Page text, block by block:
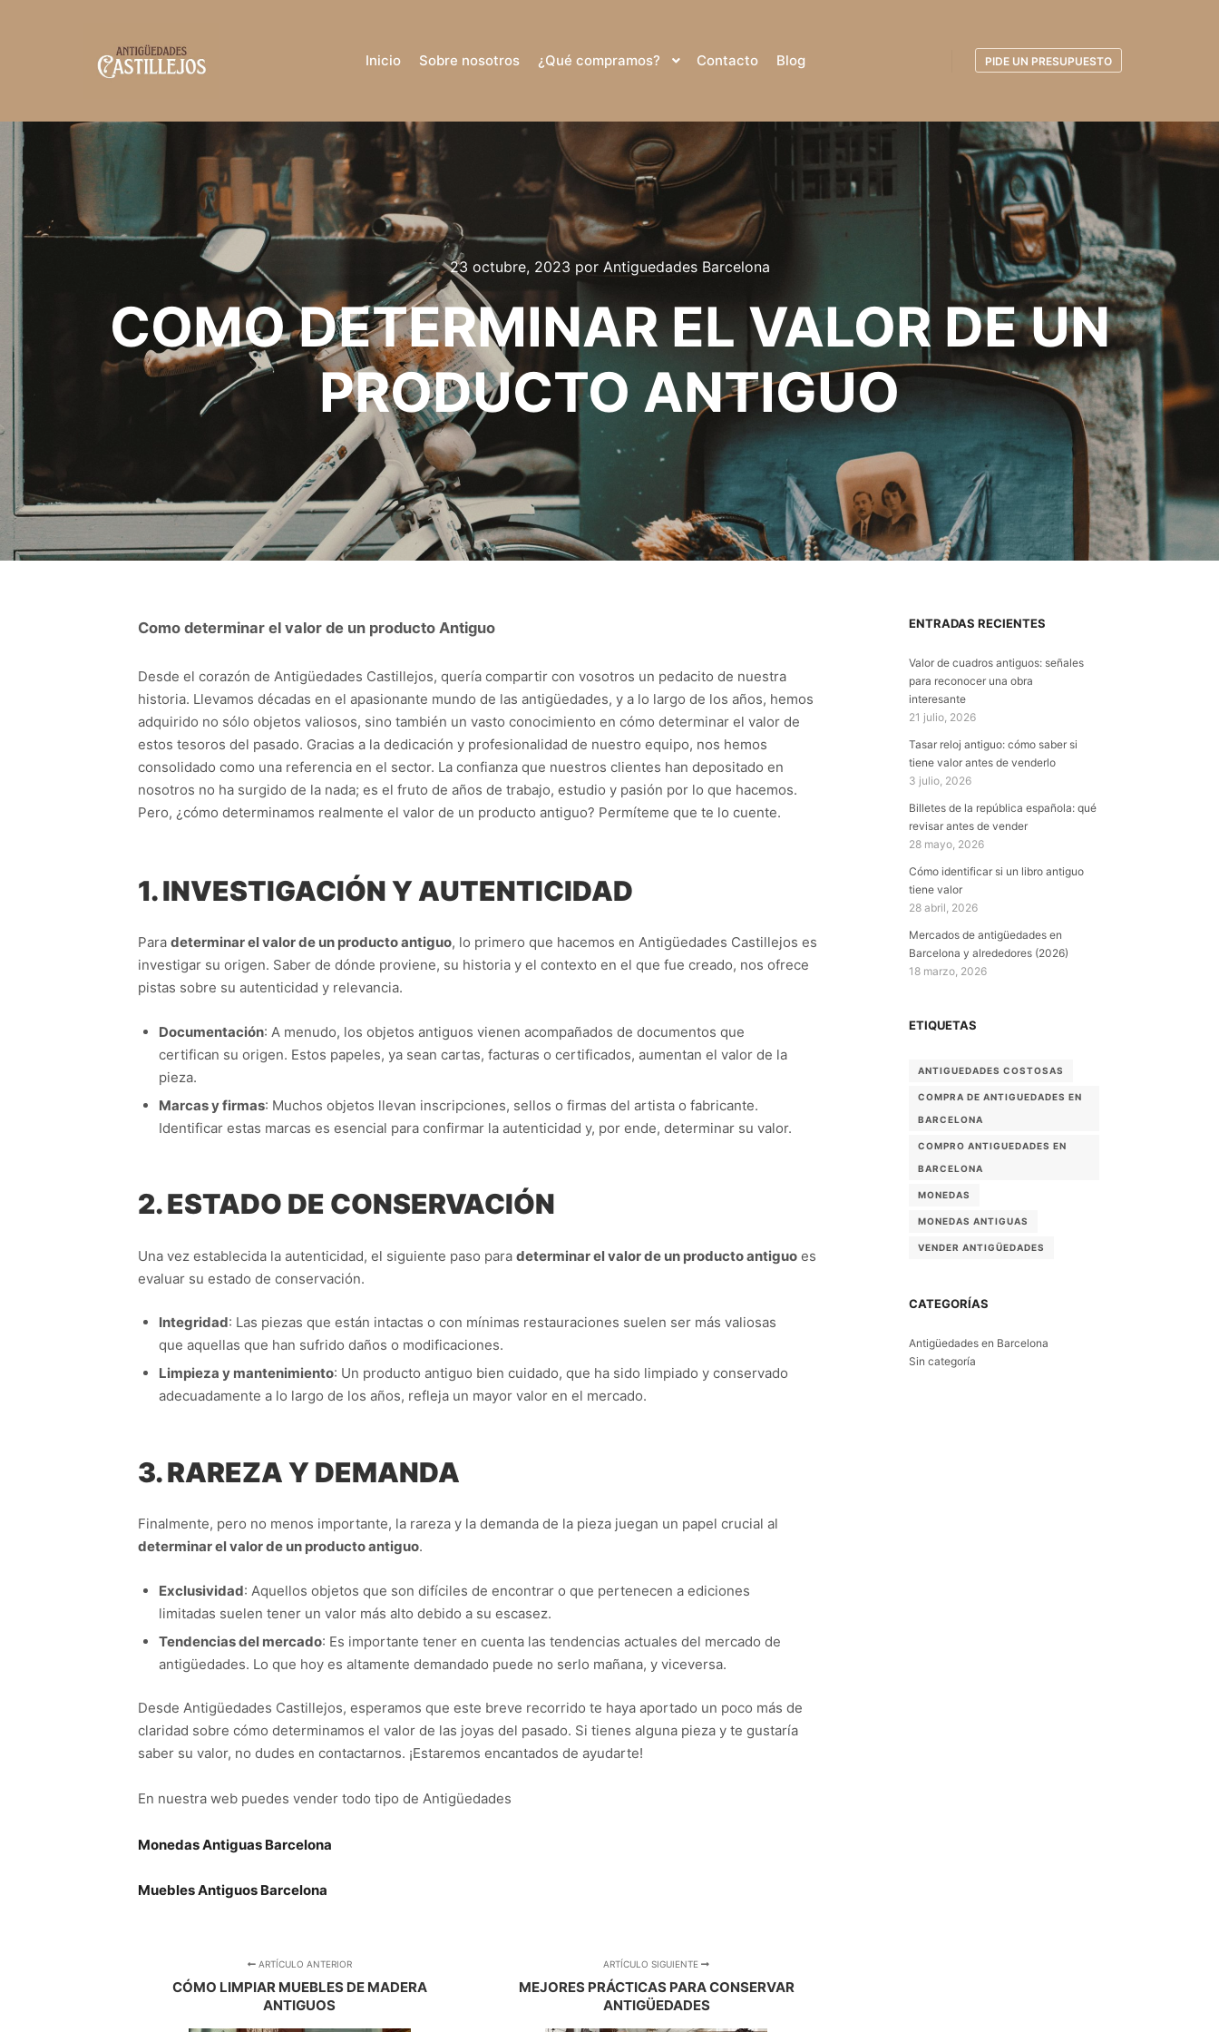
Inicio Sobre nosotros ¿Qué compramos? Contacto Blog PIDE UN PRESUPUESTO
23 octubre, 2023 por Antiguedades Barcelona
COMO DETERMINAR EL VALOR DE UN
PRODUCTO ANTIGUO
Como determinar el valor de un producto Antiguo
Desde el corazón de Antigüedades Castillejos, quería compartir con vosotros un pedacito de nuestra
historia. Llevamos décadas en el apasionante mundo de las antigüedades, y a lo largo de los años, hemos
adquirido no sólo objetos valiosos, sino también un vasto conocimiento en cómo determinar el valor de
estos tesoros del pasado. Gracias a la dedicación y profesionalidad de nuestro equipo, nos hemos
consolidado como una referencia en el sector. La confianza que nuestros clientes han depositado en
nosotros no ha surgido de la nada; es el fruto de años de trabajo, estudio y pasión por lo que hacemos.
Pero, ¿cómo determinamos realmente el valor de un producto antiguo? Permíteme que te lo cuente.
1. INVESTIGACIÓN Y AUTENTICIDAD
Para determinar el valor de un producto antiguo, lo primero que hacemos en Antigüedades Castillejos es
investigar su origen. Saber de dónde proviene, su historia y el contexto en el que fue creado, nos ofrece
pistas sobre su autenticidad y relevancia.
Documentación: A menudo, los objetos antiguos vienen acompañados de documentos que
certifican su origen. Estos papeles, ya sean cartas, facturas o certificados, aumentan el valor de la
pieza.
Marcas y firmas: Muchos objetos llevan inscripciones, sellos o firmas del artista o fabricante.
Identificar estas marcas es esencial para confirmar la autenticidad y, por ende, determinar su valor.
2. ESTADO DE CONSERVACIÓN
Una vez establecida la autenticidad, el siguiente paso para determinar el valor de un producto antiguo es
evaluar su estado de conservación.
Integridad: Las piezas que están intactas o con mínimas restauraciones suelen ser más valiosas
que aquellas que han sufrido daños o modificaciones.
Limpieza y mantenimiento: Un producto antiguo bien cuidado, que ha sido limpiado y conservado
adecuadamente a lo largo de los años, refleja un mayor valor en el mercado.
3. RAREZA Y DEMANDA
Finalmente, pero no menos importante, la rareza y la demanda de la pieza juegan un papel crucial al
determinar el valor de un producto antiguo.
Exclusividad: Aquellos objetos que son difíciles de encontrar o que pertenecen a ediciones
limitadas suelen tener un valor más alto debido a su escasez.
Tendencias del mercado: Es importante tener en cuenta las tendencias actuales del mercado de
antigüedades. Lo que hoy es altamente demandado puede no serlo mañana, y viceversa.
Desde Antigüedades Castillejos, esperamos que este breve recorrido te haya aportado un poco más de
claridad sobre cómo determinamos el valor de las joyas del pasado. Si tienes alguna pieza y te gustaría
saber su valor, no dudes en contactarnos. ¡Estaremos encantados de ayudarte!
En nuestra web puedes vender todo tipo de Antigüedades
Monedas Antiguas Barcelona
Muebles Antiguos Barcelona
ARTÍCULO ANTERIOR
CÓMO LIMPIAR MUEBLES DE MADERA
ANTIGUOS
ARTÍCULO SIGUIENTE
MEJORES PRÁCTICAS PARA CONSERVAR
ANTIGÜEDADES
ENTRADAS RECIENTES
Valor de cuadros antiguos: señales
para reconocer una obra
interesante
21 julio, 2026
Tasar reloj antiguo: cómo saber si
tiene valor antes de venderlo
3 julio, 2026
Billetes de la república española: qué
revisar antes de vender
28 mayo, 2026
Cómo identificar si un libro antiguo
tiene valor
28 abril, 2026
Mercados de antigüedades en
Barcelona y alrededores (2026)
18 marzo, 2026
ETIQUETAS
ANTIGUEDADES COSTOSAS
COMPRA DE ANTIGUEDADES EN
BARCELONA
COMPRO ANTIGUEDADES EN
BARCELONA
MONEDAS
MONEDAS ANTIGUAS
VENDER ANTIGÜEDADES
CATEGORÍAS
Antigüedades en Barcelona
Sin categoría